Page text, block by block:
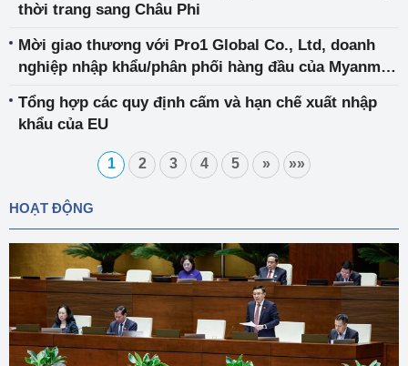
thời trang sang Châu Phi
Mời giao thương với Pro1 Global Co., Ltd, doanh
nghiệp nhập khẩu/phân phối hàng đầu của Myanmar
điện
Tổng hợp các quy định cấm và hạn chế xuất nhập
khẩu của EU
1 2 3 4 5 » »»
HOẠT ĐỘNG